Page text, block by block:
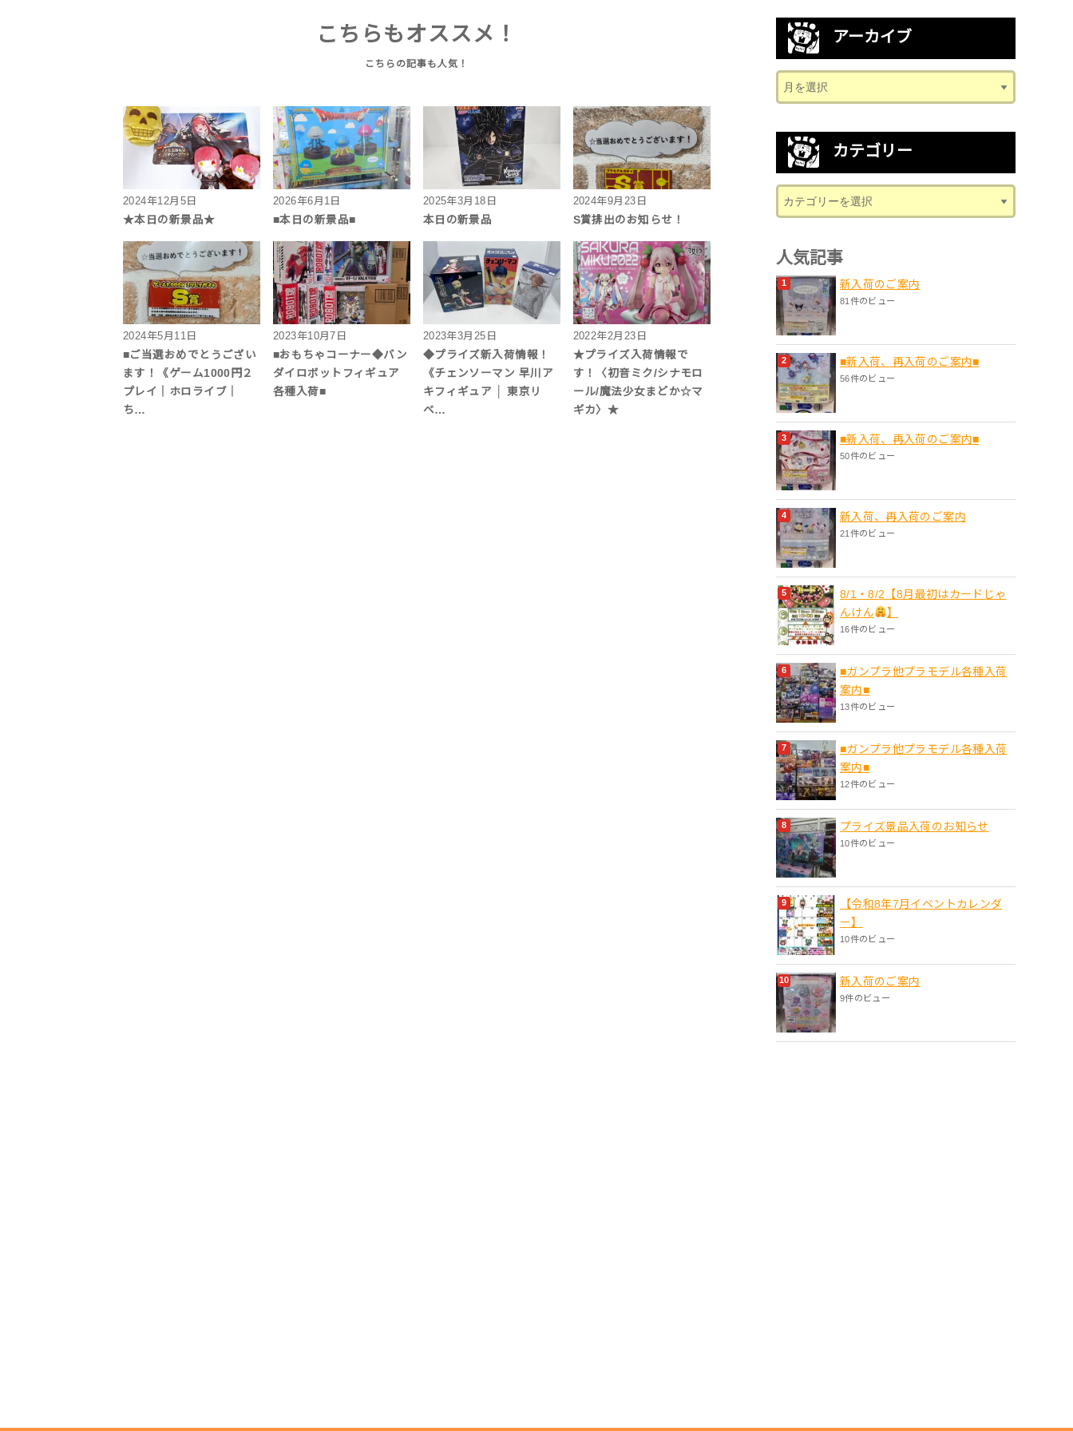
こちらもオススメ！
2024年12月5日
★本日の新景品★
2026年6月1日
■本日の新景品■
2025年3月18日
本日の新景品
2024年9月23日
S賞排出のお知らせ！
2024年5月11日
■ご当選おめでとうござい
ます！《ゲーム1000円２
プレイ｜ホロライブ｜
ち…
2023年10月7日
■おもちゃコーナー◆バン
ダイロボットフィギュア
各種入荷■
2023年3月25日
◆プライズ新入荷情報！
《チェンソーマン 早川ア
キフィギュア │ 東京リ
ベ…
2022年2月23日
★プライズ入荷情報で
す！〈初音ミク/シナモロ
ール/魔法少女まどか☆マ
ギカ〉★
アーカイブ
カテゴリー
人気記事
新入荷のご案内
81件のビュー
■新入荷、再入荷のご案内■
56件のビュー
■新入荷、再入荷のご案内■
50件のビュー
新入荷、再入荷のご案内
21件のビュー
8/1・8/2【8月最初はカードじゃ
んけん
】
16件のビュー
■ガンプラ他プラモデル各種入荷
案内■
13件のビュー
■ガンプラ他プラモデル各種入荷
案内■
12件のビュー
プライズ景品入荷のお知らせ
10件のビュー
【令和8年7月イベントカレンダ
ー】
10件のビュー
新入荷のご案内
9件のビュー